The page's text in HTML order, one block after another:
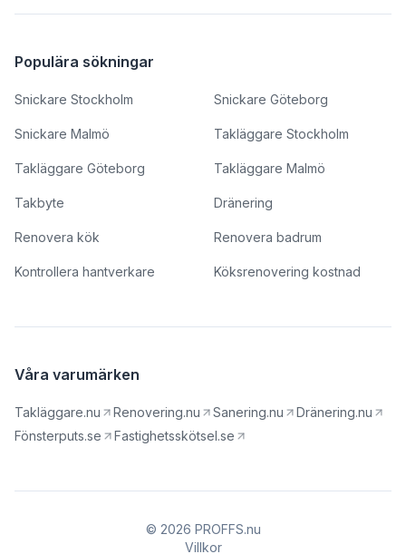
Populära sökningar
Snickare Stockholm Snickare Göteborg
Snickare Malmö Takläggare Stockholm
Takläggare Göteborg Takläggare Malmö
Takbyte Dränering
Renovera kök Renovera badrum
Kontrollera hantverkare Köksrenovering kostnad
Våra varumärken
Takläggare.nu Renovering.nu Sanering.nu
Dränering.nu
Fönsterputs.se
Fastighetsskötsel.se
© 2026 PROFFS.nu
Villkor